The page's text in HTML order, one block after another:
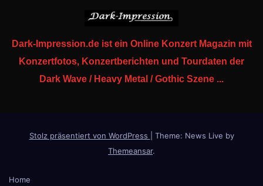
Dark-Impression.de ist ein Online Konzert Magazin mit
Konzertfotos, Konzertberichten und Tourdaten der
Dark Wave / Heavy Metal / Gothic Szene ...
Stolz präsentiert von WordPress
Theme: News Live by
Themeansar.
Home